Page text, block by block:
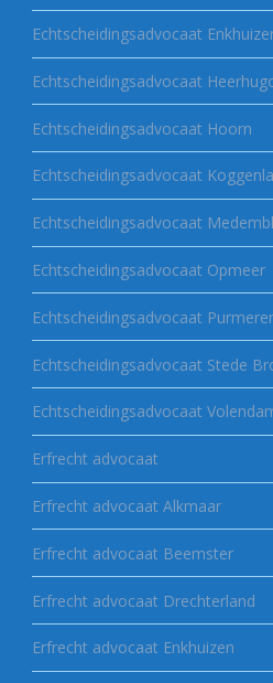
Echtscheidingsadvocaat
Echtscheidingsadvocaat
Echtscheidingsadvocaat Hoorn
Echtscheidingsadvocaat
Echtscheidingsadvocaat
Echtscheidingsadvocaat Opmeer
Echtscheidingsadvocaat
Echtscheidingsadvocaat Stede
Echtscheidingsadvocaat
Erfrecht advocaat
Erfrecht advocaat Alkmaar
Erfrecht advocaat Beemster
Erfrecht advocaat Drechterland
Erfrecht advocaat Enkhuizen